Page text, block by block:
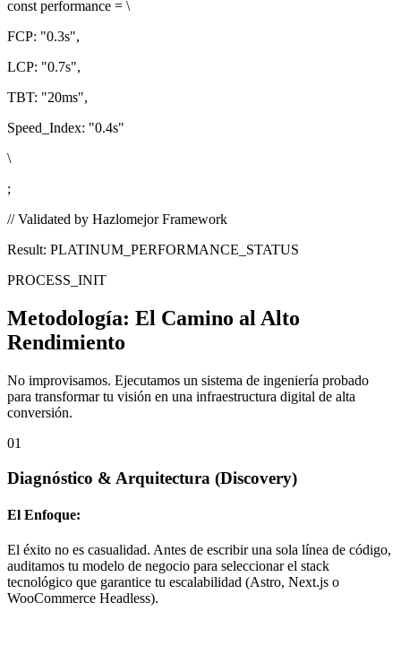
const performance = \
FCP: "0.3s",
LCP: "0.7s",
TBT: "20ms",
Speed_Index: "0.4s"
\
;
// Validated by Hazlomejor Framework
Result: PLATINUM_PERFORMANCE_STATUS
PROCESS_INIT
Metodología: El Camino al Alto
Rendimiento
No improvisamos. Ejecutamos un sistema de ingeniería probado
para transformar tu visión en una infraestructura digital de alta
conversión.
01
Diagnóstico & Arquitectura (Discovery)
El Enfoque:
El éxito no es casualidad. Antes de escribir una sola línea de código,
auditamos tu modelo de negocio para seleccionar el stack
tecnológico que garantice tu escalabilidad (Astro, Next.js o
WooCommerce Headless).